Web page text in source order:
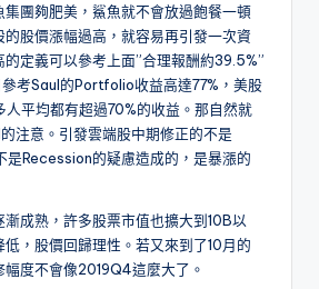
集團夠肥美，鯊魚就不會放過飽餐一頓
的股價漲幅過高，就容易再引發一次資
定義可以參考上面”合理報酬約39.5%”
考Saul的Portfolio收益高達77%，美股
人平均都有超過70%的收益。那自然就
注意。引發雲端股中期修正的不是
是Recession的疑慮造成的，是暴漲的
成熟，許多股票市值也擴大到10B以
低，股價回歸理性。若又來到了10月的
度不會像2019Q4這麼大了。